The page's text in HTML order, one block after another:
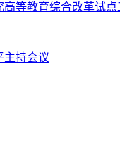
等教育综合改革试点
主持会议